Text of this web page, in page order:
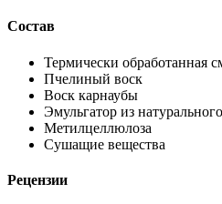
Состав
Термически обработанная
Пчелиный воск
Воск карнаубы
Эмульгатор из
Метилцеллюлоза
Сушащие вещества
Рецензии